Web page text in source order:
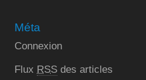
Méta
Connexion
Flux RSS des articles